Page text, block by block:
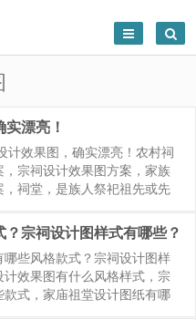
漂亮！
计效果图，确实漂亮！农村祠
宗祠设计效果图方案，家族
祠堂，是族人祭祀祖先或先
有办理婚、丧、寿、喜等事
这些宽广的...
宗祠设计图样式有哪些？
些风格款式？宗祠设计图样
效果图有什么风格样式，宗
式，家庙祖堂设计图纸有哪